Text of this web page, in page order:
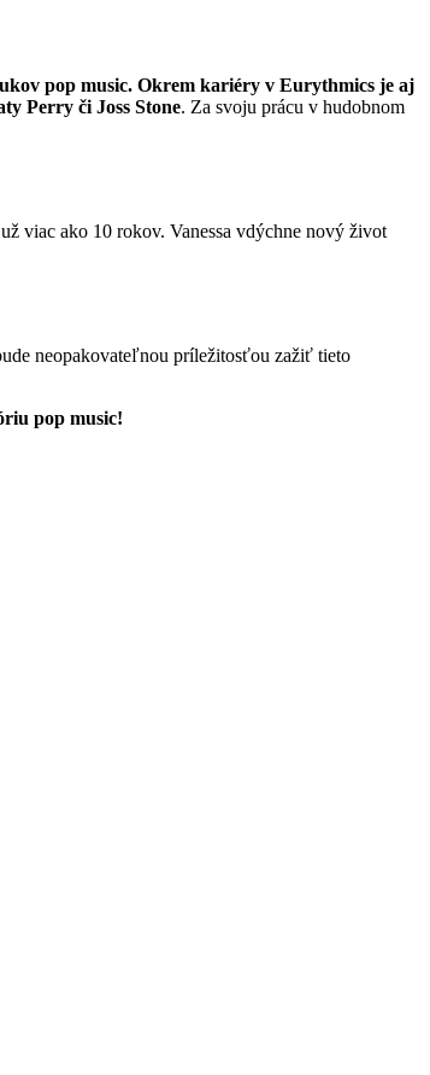
pop music. Okrem kariéry v Eurythmics je aj
Perry či Joss Stone. Za svoju prácu v hudobnom
viac ako 10 rokov. Vanessa vdýchne nový život
neopakovateľnou príležitosťou zažiť tieto
pop music!